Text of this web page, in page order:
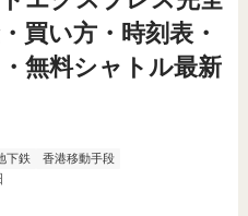
買い方・時刻表・
無料シャトル最新
下鉄 香港移動手段